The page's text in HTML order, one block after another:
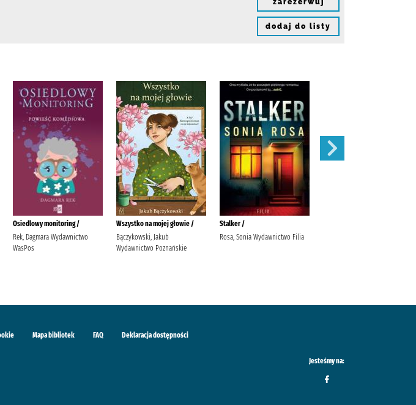
zarezerwuj
dodaj do listy
Osiedlowy monitoring /
Rek, Dagmara Wydawnictwo
WasPos
Wszystko na mojej głowie /
Bączykowski, Jakub
Wydawnictwo Poznańskie
Stalker /
Rosa, Sonia Wydawnictwo Filia
Mapa bibliotek FAQ Deklaracja dostępności
Jesteśmy na: